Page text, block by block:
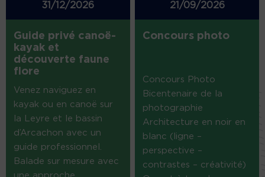
31/12/2026
Guide privé canoë-
kayak et
découverte faune
flore
Venez naviguez en
kayak ou en canoë sur
la Leyre et le bassin
d’Arcachon avec un
guide professionnel.
Balade sur mesure avec
21/09/2026
Concours photo
Concours Photo
Bicentenaire de la
photographie
Architecture en noir en
blanc (ligne –
perspective –
contrastes – créativité)